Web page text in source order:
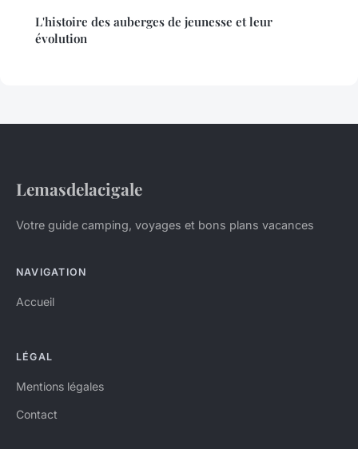
L'histoire des auberges de jeunesse et leur
évolution
Lemasdelacigale
Votre guide camping, voyages et bons plans vacances
NAVIGATION
Accueil
LÉGAL
Mentions légales
Contact